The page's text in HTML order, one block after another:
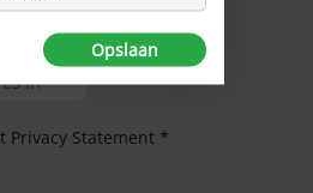
Privacy Statement *
Opslaan